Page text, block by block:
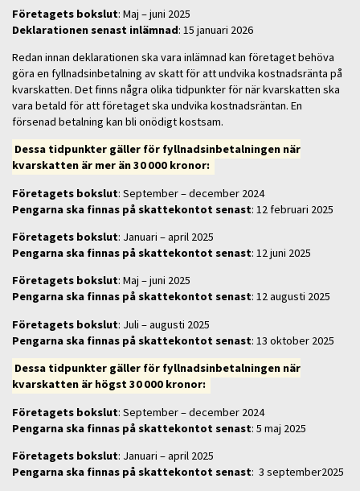
Företagets bokslut: Maj – juni 2025
Deklarationen senast inlämnad: 15 januari 2026
Redan innan deklarationen ska vara inlämnad kan företaget behöva
göra en fyllnadsinbetalning av skatt för att undvika kostnadsränta på
kvarskatten. Det finns några olika tidpunkter för när kvarskatten ska
vara betald för att företaget ska undvika kostnadsräntan. En
försenad betalning kan bli onödigt kostsam.
Dessa tidpunkter gäller för fyllnadsinbetalningen när
kvarskatten är mer än 30 000 kronor:
Företagets bokslut: September – december 2024
Pengarna ska finnas på skattekontot senast: 12 februari 2025
Företagets bokslut: Januari – april 2025
Pengarna ska finnas på skattekontot senast: 12 juni 2025
Företagets bokslut: Maj – juni 2025
Pengarna ska finnas på skattekontot senast: 12 augusti 2025
Företagets bokslut: Juli – augusti 2025
Pengarna ska finnas på skattekontot senast: 13 oktober 2025
Dessa tidpunkter gäller för fyllnadsinbetalningen när
kvarskatten är högst 30 000 kronor:
Företagets bokslut: September – december 2024
Pengarna ska finnas på skattekontot senast: 5 maj 2025
Företagets bokslut: Januari – april 2025
Pengarna ska finnas på skattekontot senast: 3 september2025